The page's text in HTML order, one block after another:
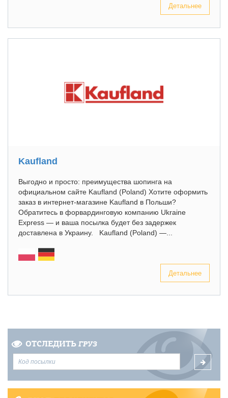
Детальнее
Kaufland
Выгодно и просто: преимущества шопинга на
официальном сайте Kaufland (Poland) Хотите оформить
заказ в интернет-магазине Kaufland в Польши?
Обратитесь в форвардинговую компанию Ukraine
Express — и ваша посылка будет без задержек
доставлена в Украину. Kaufland (Poland) —...
Детальнее
ОТСЛЕДИТЬ ГРУЗ